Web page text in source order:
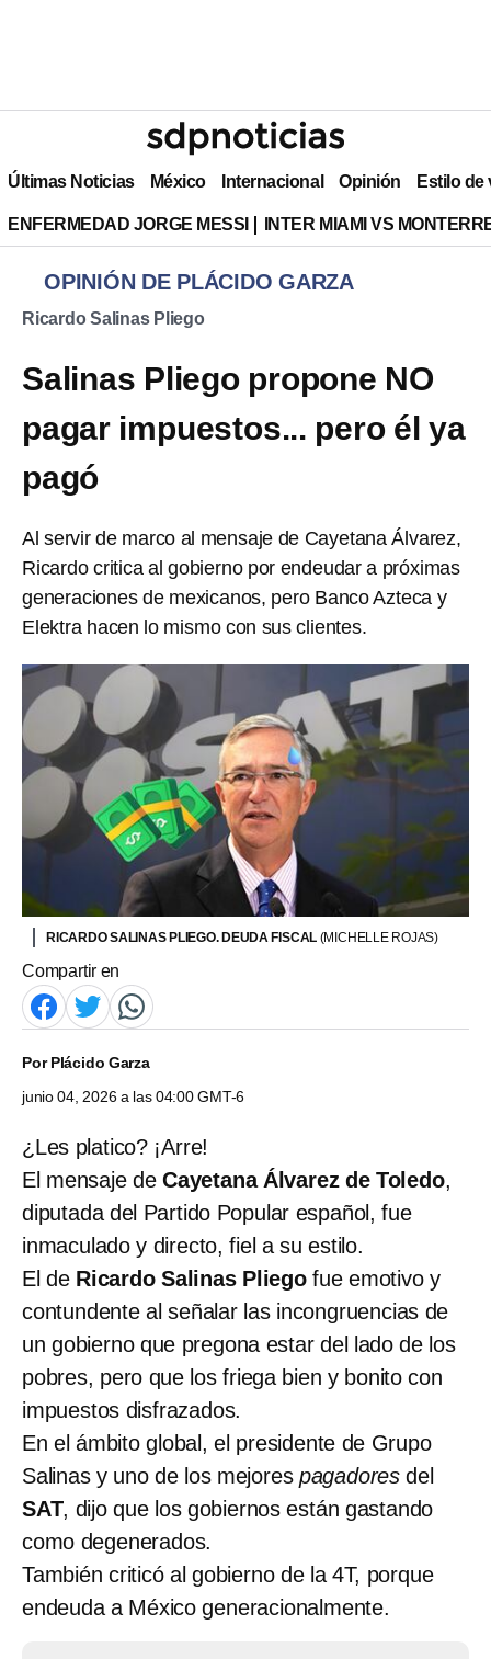
Últimas Noticias México Internacional Opinión Estilo de
ENFERMEDAD JORGE MESSI INTER MIAMI VS
OPINIÓN DE PLÁCIDO GARZA
Ricardo Salinas Pliego
Salinas Pliego propone NO
pagar impuestos... pero él ya
pagó
Al servir de marco al mensaje de Cayetana Álvarez,
Ricardo critica al gobierno por endeudar a próximas
generaciones de mexicanos, pero Banco Azteca y
Elektra hacen lo mismo con sus clientes.
RICARDO SALINAS PLIEGO. DEUDA FISCAL (MICHELLE ROJAS)
Compartir en
PorPlácido Garza
junio 04, 2026 a las 04:00 GMT-6
¿Les platico? ¡Arre!
El mensaje de Cayetana Álvarez de Toledo,
diputada del Partido Popular español, fue
inmaculado y directo, fiel a su estilo.
El de Ricardo Salinas Pliegofue emotivo y
contundente al señalar las incongruencias de
un gobierno que pregona estar del lado de los
pobres, pero que los friega bien y bonito con
impuestos disfrazados.
En el ámbito global, el presidente de Grupo
Salinas y uno de los mejores pagadores del
SAT, dijo que los gobiernos están gastando
como degenerados.
También criticó al gobierno de la 4T, porque
endeuda a México generacionalmente.